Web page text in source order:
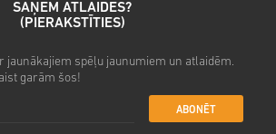
SAŅEM ATLAIDES?
(PIERAKSTĪTIES)
jaunākajiem spēļu jaunumiem un atlaidēm.
garām šos!
ABONĒT